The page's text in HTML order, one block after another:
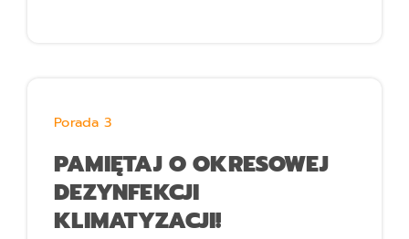
Porada 3
PAMIĘTAJ O OKRESOWEJ
DEZYNFEKCJI
KLIMATYZACJI!